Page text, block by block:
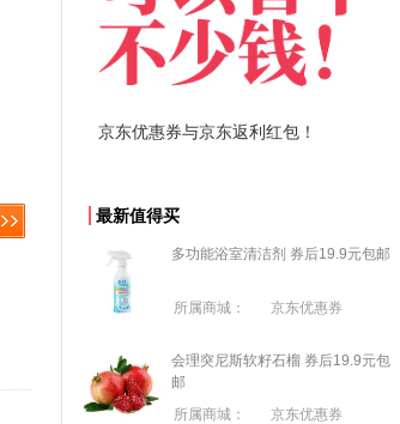
拼多多优惠券+拼多多返利
最新值得买
多功能浴室清洁剂 券后19.9元包邮
所属商城： 京东优惠券
会理突尼斯软籽石榴 券后19.9元包
邮
所属商城：
京东优惠券